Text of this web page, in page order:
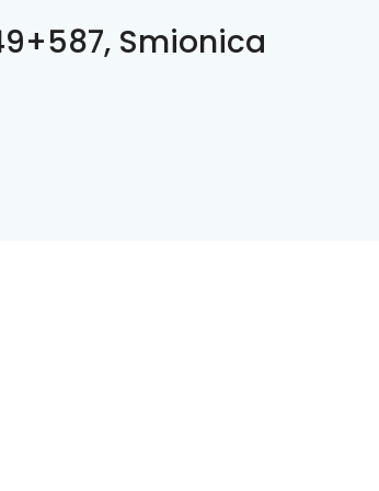
Smionica